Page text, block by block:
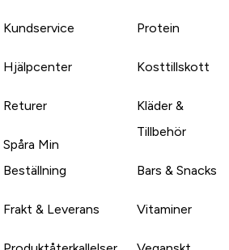
Kundservice
Hjälpcenter
Returer
Spåra Min
Beställning
Frakt & Leverans
Protein
Kosttillskott
Kläder &
Tillbehör
Bars & Snacks
Vitaminer